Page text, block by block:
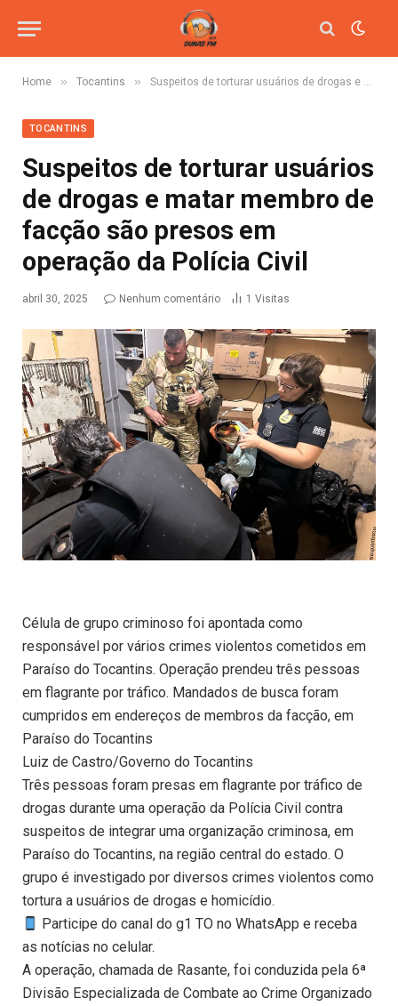
Home » Tocantins » Suspeitos de torturar usuários de drogas e matar membro de facção são presos em operação da Polícia Civil
TOCANTINS
Suspeitos de torturar usuários
de drogas e matar membro de
facção são presos em
operação da Polícia Civil
abril 30, 2025 Nenhum comentário 1 Visitas
Célula de grupo criminoso foi apontada como
responsável por vários crimes violentos cometidos em
Paraíso do Tocantins. Operação prendeu três pessoas
em flagrante por tráfico. Mandados de busca foram
cumpridos em endereços de membros da facção, em
Paraíso do Tocantins
Luiz de Castro/Governo do Tocantins
Três pessoas foram presas em flagrante por tráfico de
drogas durante uma operação da Polícia Civil contra
suspeitos de integrar uma organização criminosa, em
Paraíso do Tocantins, na região central do estado. O
grupo é investigado por diversos crimes violentos como
tortura a usuários de drogas e homicídio.
Participe do canal do g1 TO no WhatsApp e receba
as notícias no celular.
A operação, chamada de Rasante, foi conduzida pela 6ª
Divisão Especializada de Combate ao Crime Organizado